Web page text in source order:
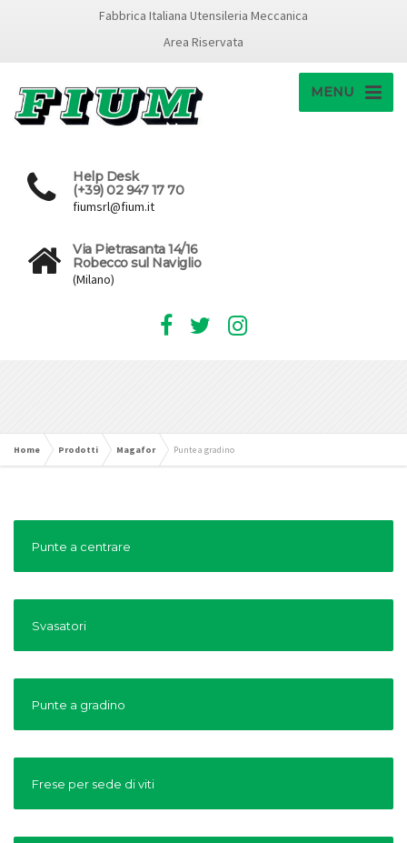
Fabbrica Italiana Utensileria Meccanica
Area Riservata
MENU
Help Desk
(+39) 02 947 17 70
fiumsrl@fium.it
Via Pietrasanta 14/16
Robecco sul Naviglio
(Milano)
Home Prodotti Magafor Punte a gradino
Punte a centrare
Svasatori
Punte a gradino
Frese per sede di viti